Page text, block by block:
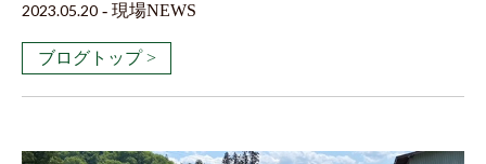
2023.05.20 - 現場NEWS
ブログトップ >